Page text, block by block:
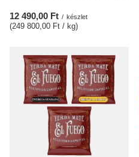
12 490,00 Ft / készlet
(249 800,00 Ft / kg)